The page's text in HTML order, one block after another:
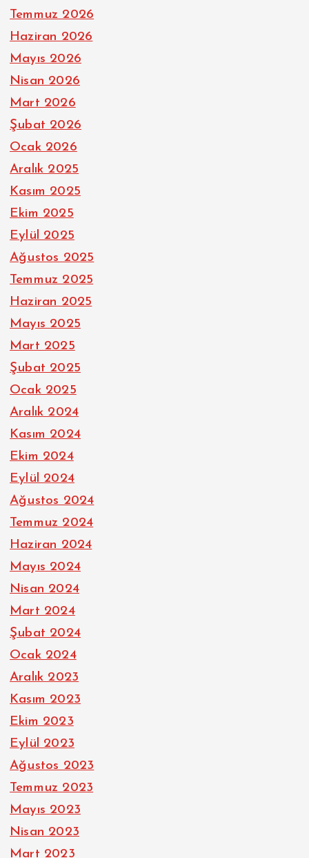
Temmuz 2026
Haziran 2026
Mayıs 2026
Nisan 2026
Mart 2026
Şubat 2026
Ocak 2026
Aralık 2025
Kasım 2025
Ekim 2025
Eylül 2025
Ağustos 2025
Temmuz 2025
Haziran 2025
Mayıs 2025
Mart 2025
Şubat 2025
Ocak 2025
Aralık 2024
Kasım 2024
Ekim 2024
Eylül 2024
Ağustos 2024
Temmuz 2024
Haziran 2024
Mayıs 2024
Nisan 2024
Mart 2024
Şubat 2024
Ocak 2024
Aralık 2023
Kasım 2023
Ekim 2023
Eylül 2023
Ağustos 2023
Temmuz 2023
Mayıs 2023
Nisan 2023
Mart 2023